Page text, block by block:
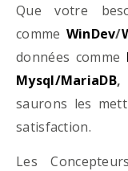
Que votre
comme WinDev/
données comme
Mysql/MariaDB,
saurons les
satisfaction.
Les